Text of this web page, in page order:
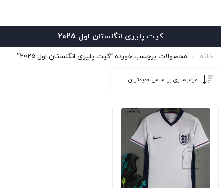
کیت پلیری انگلستان اول 2025
خانه محصولات برچسب خورده “کیت پلیری انگلستان اول 2025”